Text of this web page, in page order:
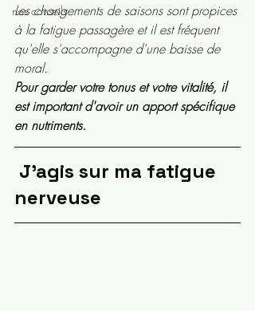
nos conseils
Les changements de saisons sont propices
à la fatigue passagère et il est fréquent
qu'elle s'accompagne d'une baisse de
moral.
Pour garder votre tonus et votre vitalité, il
est important d'avoir un apport spécifique
en nutriments.
nerveuse